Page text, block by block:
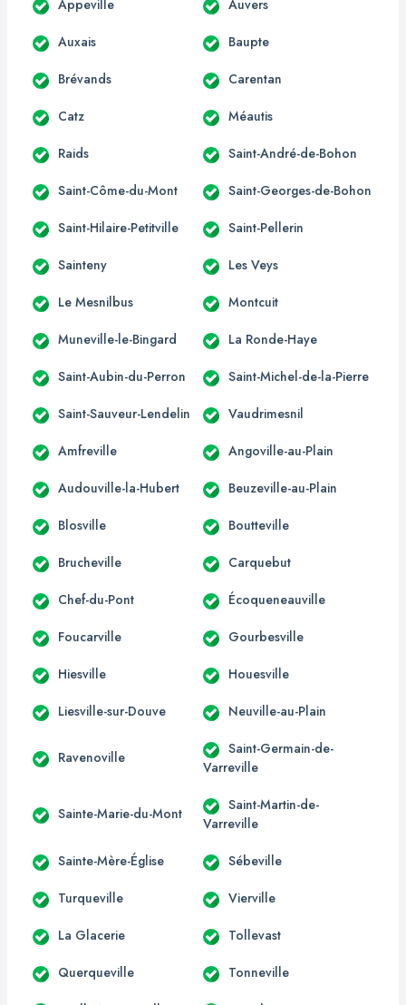
Appeville Auvers
Auxais Baupte
Brévands Carentan
Catz Méautis
Raids Saint-André-de-Bohon
Saint-Côme-du-Mont Saint-Georges-de-Bohon
Saint-Hilaire-Petitville Saint-Pellerin
Sainteny Les Veys
Le Mesnilbus Montcuit
Muneville-le-Bingard La Ronde-Haye
Saint-Aubin-du-Perron Saint-Michel-de-la-Pierre
Saint-Sauveur-Lendelin Vaudrimesnil
Amfreville Angoville-au-Plain
Audouville-la-Hubert Beuzeville-au-Plain
Blosville Boutteville
Brucheville Carquebut
Chef-du-Pont Écoqueneauville
Foucarville Gourbesville
Hiesville Houesville
Liesville-sur-Douve Neuville-au-Plain
Ravenoville
Saint-Germain-de-
Varreville
Sainte-Marie-du-Mont
Saint-Martin-de-
Varreville
Sainte-Mère-Église Sébeville
Turqueville Vierville
La Glacerie Tollevast
Querqueville Tonneville